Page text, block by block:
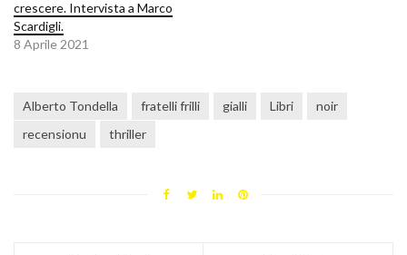
crescere. Intervista a Marco
Scardigli.
8 Aprile 2021
Alberto Tondella fratelli frilli gialli Libri
noir
recensionu
thriller